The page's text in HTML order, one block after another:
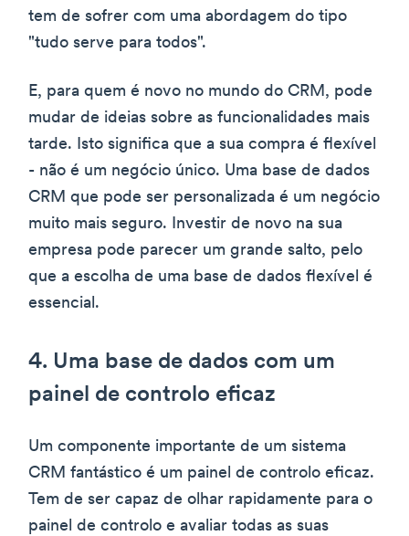
tem de sofrer com uma abordagem do tipo
"tudo serve para todos".
E, para quem é novo no mundo do CRM, pode
mudar de ideias sobre as funcionalidades mais
tarde. Isto significa que a sua compra é flexível
- não é um negócio único. Uma base de dados
CRM que pode ser personalizada é um negócio
muito mais seguro. Investir de novo na sua
empresa pode parecer um grande salto, pelo
que a escolha de uma base de dados flexível é
essencial.
4. Uma base de dados com um
painel de controlo eficaz
Um componente importante de um sistema
CRM fantástico é um painel de controlo eficaz.
Tem de ser capaz de olhar rapidamente para o
painel de controlo e avaliar todas as suas